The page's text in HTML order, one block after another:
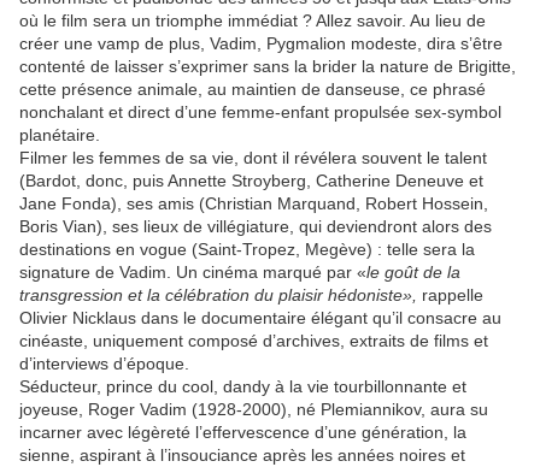
où le film sera un triomphe immédiat ? Allez savoir. Au lieu de
créer une vamp de plus, Vadim, Pygmalion modeste, dira s’être
contenté de laisser s’exprimer sans la brider la nature de Brigitte,
cette présence animale, au maintien de danseuse, ce phrasé
nonchalant et direct d’une femme-enfant propulsée sex-symbol
planétaire.
Filmer les femmes de sa vie, dont il révélera souvent le talent
(Bardot, donc, puis Annette Stroyberg, Catherine Deneuve et
Jane Fonda), ses amis (Christian Marquand, Robert Hossein,
Boris Vian), ses lieux de villégiature, qui deviendront alors des
destinations en vogue (Saint-Tropez, Megève) : telle sera la
signature de Vadim. Un cinéma marqué par «le goût de la
transgression et la célébration du plaisir hédoniste», rappelle
Olivier Nicklaus dans le documentaire élégant qu’il consacre au
cinéaste, uniquement composé d’archives, extraits de films et
d’interviews d’époque.
Séducteur, prince du cool, dandy à la vie tourbillonnante et
joyeuse, Roger Vadim (1928-2000), né Plemiannikov, aura su
incarner avec légèreté l’effervescence d’une génération, la
sienne, aspirant à l’insouciance après les années noires et